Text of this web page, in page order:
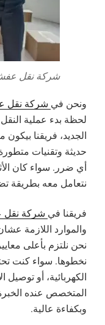
شركة نقل
ونحن في شركة نقل
لحظة بدء عملية
الجديد، فريقنا
حديثة وتقنيات
أي ضرر. سواء كان
نتعامل معه بطريقة
فريقنا في شركة نقل
والموارد اللازمة
نحن نلتزم بأعلى
نخطوها. سواء كنت
الكهربائية، أو توصيل
المتخصص عنده
وبكفاءة عالية.